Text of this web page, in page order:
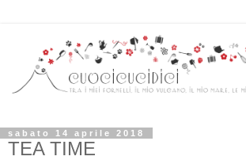
sabato 14 aprile 2018
TEA TIME